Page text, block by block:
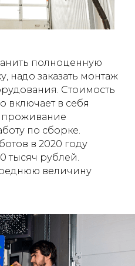
полноценную
надо заказать монтаж
Стоимость
включает в себя
проживание
по сборке.
в 2020 году
тысяч рублей.
величину